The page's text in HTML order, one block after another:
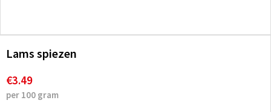
Lams spiezen
€3.49
per 100 gram